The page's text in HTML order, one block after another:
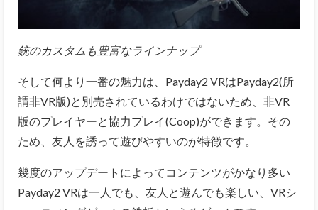
銃のカスタムも豊富なラインナップ
そして何より一番の魅力は、Payday2 VRはPayday2(所
謂非VR版)と別売されているわけではないため、非VR
版のプレイヤーと協力プレイ(Coop)ができます。その
ため、友人を誘って遊びやすいのが特徴です。
幾度のアップデートによってコンテンツがかなり多い
Payday2 VRは一人でも、友人と遊んでも楽しい、VRシ